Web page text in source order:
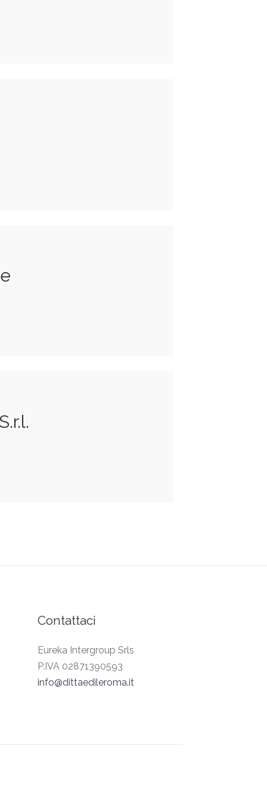
Contattaci
Eureka Intergroup Srls
P.IVA 02871390593
info@dittaedileroma.it